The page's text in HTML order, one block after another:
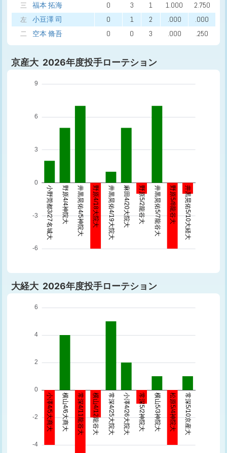
三 福本 拓海 0 3 1 1.000 2.750
左 小豆澤 司 0 1 2 .000 .000
二 空本 脩吾 0 0 3 .000 .250
京産大 2026年度投手ローテション
大経大 2026年度投手ローテション